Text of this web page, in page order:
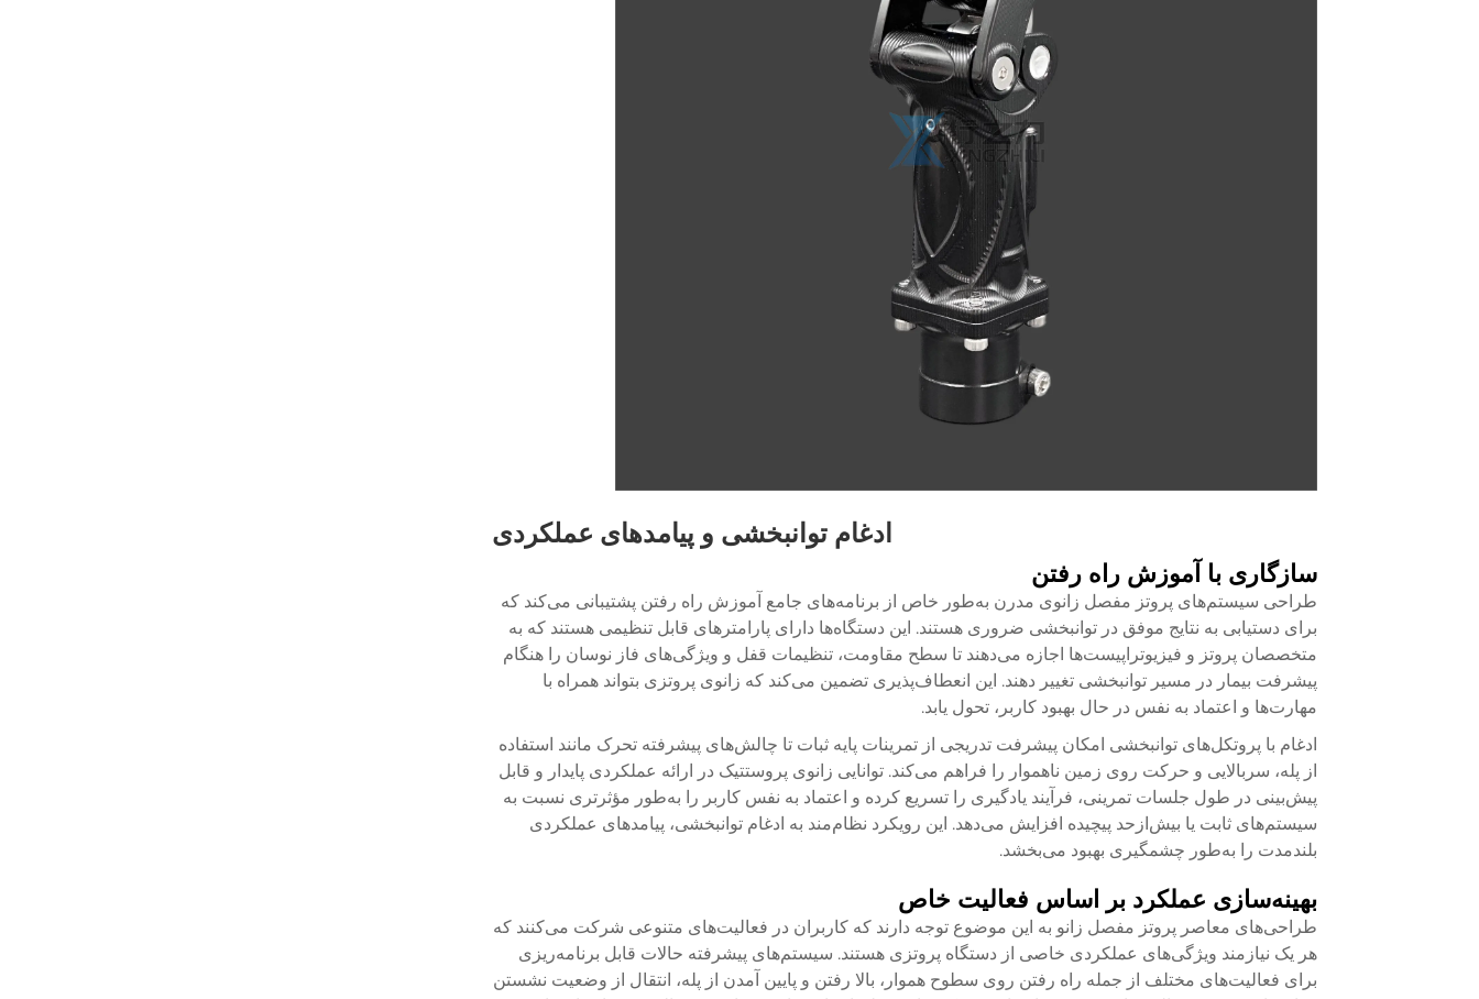
ادغام توانبخشی و پیامدهای عملکردی
سازگاری با آموزش راه رفتن
طراحی سیستم‌های پروتز مفصل زانوی مدرن به‌طور خاص از برنامه‌های جامع آموزش راه رفتن پشتیبانی می‌کند که
برای دستیابی به نتایج موفق در توانبخشی ضروری هستند. این دستگاه‌ها دارای پارامترهای قابل تنظیمی هستند که به
متخصصان پروتز و فیزیوتراپیست‌ها اجازه می‌دهند تا سطح مقاومت، تنظیمات قفل و ویژگی‌های فاز نوسان را هنگام
پیشرفت بیمار در مسیر توانبخشی تغییر دهند. این انعطاف‌پذیری تضمین می‌کند که زانوی پروتزی بتواند همراه با
مهارت‌ها و اعتماد به نفس در حال بهبود کاربر، تحول یابد.
ادغام با پروتکل‌های توانبخشی امکان پیشرفت تدریجی از تمرینات پایه ثبات تا چالش‌های پیشرفته تحرک مانند استفاده
از پله، سربالایی و حرکت روی زمین ناهموار را فراهم می‌کند. توانایی زانوی پروستتیک در ارائه عملکردی پایدار و قابل
پیش‌بینی در طول جلسات تمرینی، فرآیند یادگیری را تسریع کرده و اعتماد به نفس کاربر را به‌طور مؤثرتری نسبت به
سیستم‌های ثابت یا بیش‌ازحد پیچیده افزایش می‌دهد. این رویکرد نظام‌مند به ادغام توانبخشی، پیامدهای عملکردی
بلندمدت را به‌طور چشمگیری بهبود می‌بخشد.
بهینه‌سازی عملکرد بر اساس فعالیت خاص
طراحی‌های معاصر پروتز مفصل زانو به این موضوع توجه دارند که کاربران در فعالیت‌های متنوعی شرکت می‌کنند که
هر یک نیازمند ویژگی‌های عملکردی خاصی از دستگاه پروتزی هستند. سیستم‌های پیشرفته حالات قابل برنامه‌ریزی
برای فعالیت‌های مختلف از جمله راه رفتن روی سطوح هموار، بالا رفتن و پایین آمدن از پله، انتقال از وضعیت نشستن